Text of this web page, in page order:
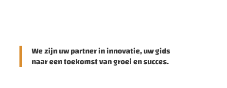
We zijn uw partner in innovatie, uw gids
naar een toekomst van groei en succes.